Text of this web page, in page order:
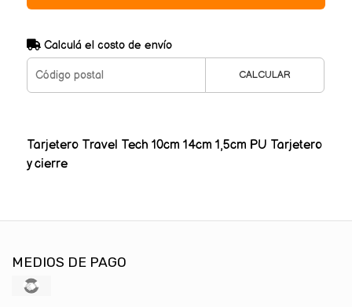
Calculá el costo de envío
CALCULAR
Tarjetero Travel Tech 10cm 14cm 1,5cm PU Tarjetero
y cierre
MEDIOS DE PAGO